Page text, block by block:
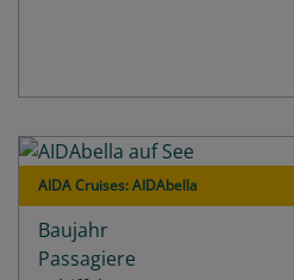
AIDA Cruises: AIDAbella
Baujahr
Passagiere